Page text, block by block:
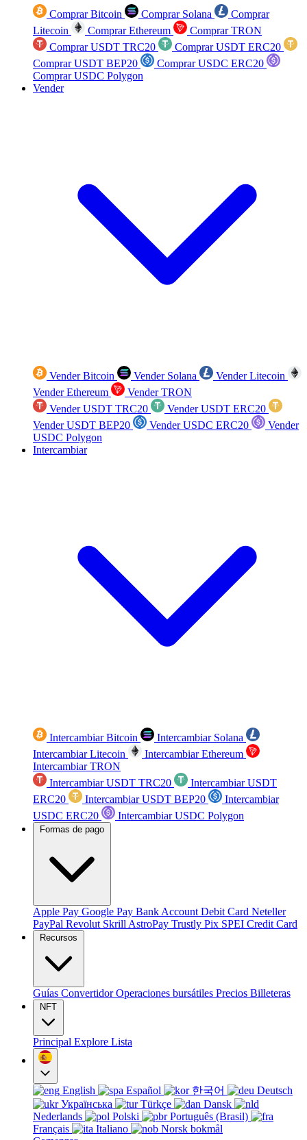
Comprar Bitcoin Comprar Solana
Comprar
Litecoin
Comprar Ethereum
Comprar TRON
Comprar USDT TRC20
Comprar USDT ERC20
Comprar USDT BEP20
Comprar USDC ERC20
Comprar USDC Polygon
Vender
Vender Bitcoin Vender Solana
Vender Litecoin
Vender Ethereum
Vender TRON
Vender USDT TRC20
Vender USDT ERC20
Vender USDT BEP20
Vender USDC ERC20
Vender
USDC Polygon
Intercambiar
Intercambiar Bitcoin
Intercambiar Solana
Intercambiar Litecoin
Intercambiar Ethereum
Intercambiar TRON
Intercambiar USDT TRC20
Intercambiar USDT
ERC20
Intercambiar USDT BEP20
Intercambiar
USDC ERC20
Intercambiar USDC Polygon
Formas de pago
Apple Pay Google Pay Bank Account Debit Card Neteller
PayPal Revolut Skrill AstroPay Trustly Pix SPEI Credit Card
Recursos
Guías ConvertidorOperaciones bursátiles Precios Billeteras
NFT
Principal Explore Lista
English Español 한국어
Deutsch
Українська
Türkçe
Dansk
Nederlands
Polski
Português (Brasil)
Français
Italiano
Norsk bokmål